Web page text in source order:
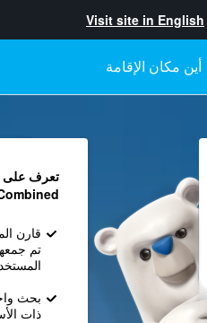
Visit site in English
أين مكان الإقامة
تعرف على
قارن
تم
بحث
ذات